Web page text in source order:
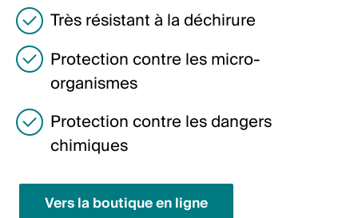
Polski
English
Très résistant à la déchirure
Protection contre les micro-
organismes
Protection contre les dangers
chimiques
Vers la boutique en ligne